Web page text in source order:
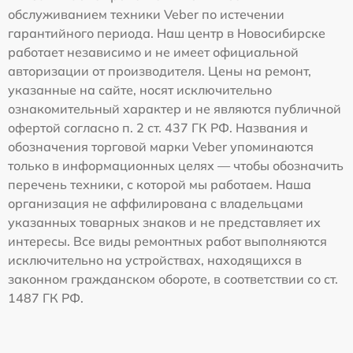
обслуживанием техники Veber по истечении
гарантийного периода. Наш центр в Новосибирске
работает независимо и не имеет официальной
авторизации от производителя. Цены на ремонт,
указанные на сайте, носят исключительно
ознакомительный характер и не являются публичной
офертой согласно п. 2 ст. 437 ГК РФ. Названия и
обозначения торговой марки Veber упоминаются
только в информационных целях — чтобы обозначить
перечень техники, с которой мы работаем. Наша
организация не аффилирована с владельцами
указанных товарных знаков и не представляет их
интересы. Все виды ремонтных работ выполняются
исключительно на устройствах, находящихся в
законном гражданском обороте, в соответствии со ст.
1487 ГК РФ.